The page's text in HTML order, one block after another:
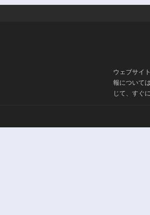
ウェブサイ
報について
じて、すぐ